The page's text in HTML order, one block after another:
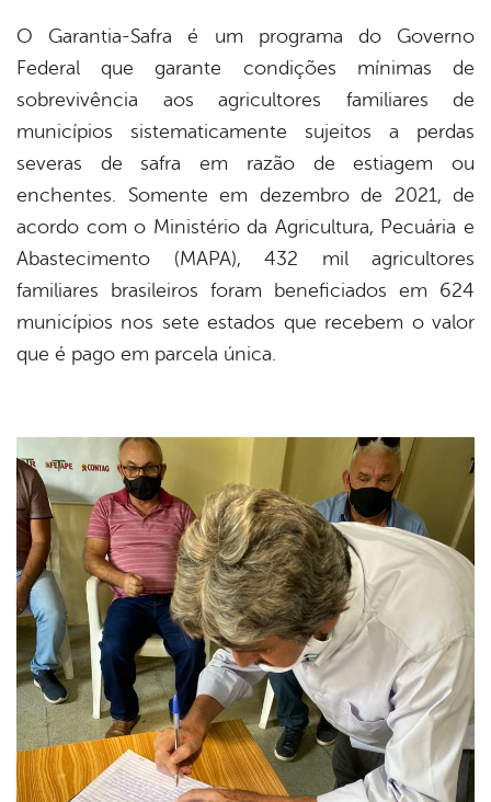
O Garantia-Safra é um programa do Governo
Federal que garante condições mínimas de
sobrevivência aos agricultores familiares de
municípios sistematicamente sujeitos a perdas
severas de safra em razão de estiagem ou
enchentes. Somente em dezembro de 2021, de
acordo com o Ministério da Agricultura, Pecuária e
Abastecimento (MAPA), 432 mil agricultores
familiares brasileiros foram beneficiados em 624
municípios nos sete estados que recebem o valor
que é pago em parcela única.